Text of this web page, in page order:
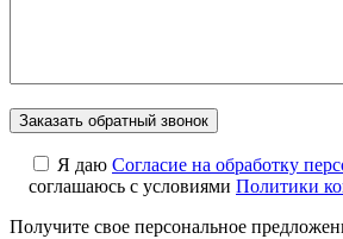
Я даю Cогласие на обработку
соглашаюсь с условиями Политики
Получите свое персональное